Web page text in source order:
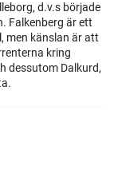
d.v.s började
Falkenberg är ett
men känslan är att
kring
dessutom Dalkurd,